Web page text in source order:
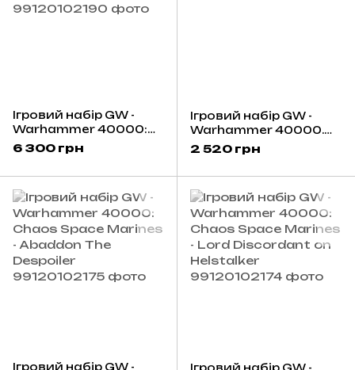
Ігровий набір GW -
Warhammer 40000:
Combat Patrol - Chaos
Space Marines
6 300 грн
Ігровий набір GW -
Warhammer 40000.
Kill Team: Blooded
2 520 грн
Ігровий набір GW -